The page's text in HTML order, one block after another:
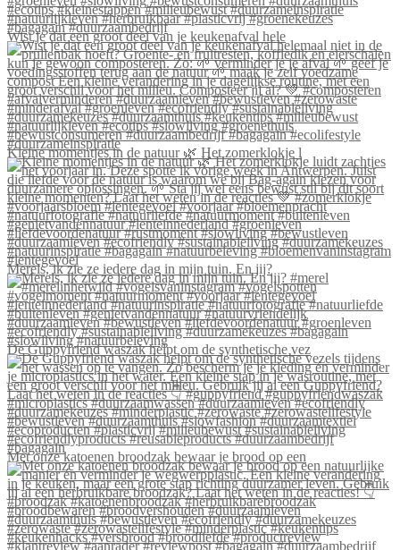
Wist je dat een groot deel van je keukenafval hele
Kleine momentjes in de natuur 🌿 Het zomerklokje l
Merels, ik zie ze iedere dag in mijn tuin. En jij?
De Guppyfriend waszak helpt om de synthetische vez
Met onze katoenen broodzak bewaar je brood op een